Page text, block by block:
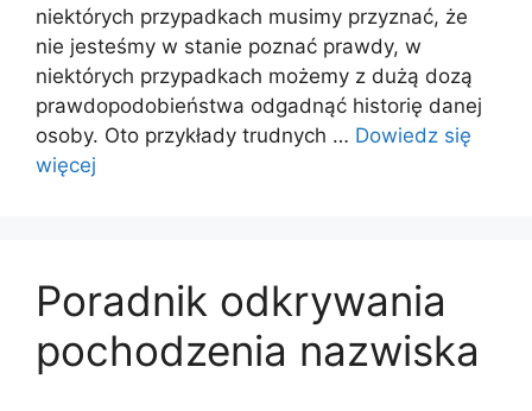
niektórych przypadkach musimy przyznać, że
nie jesteśmy w stanie poznać prawdy, w
niektórych przypadkach możemy z dużą dozą
prawdopodobieństwa odgadnąć historię danej
osoby. Oto przykłady trudnych … Dowiedz się
więcej
Poradnik odkrywania
pochodzenia nazwiska